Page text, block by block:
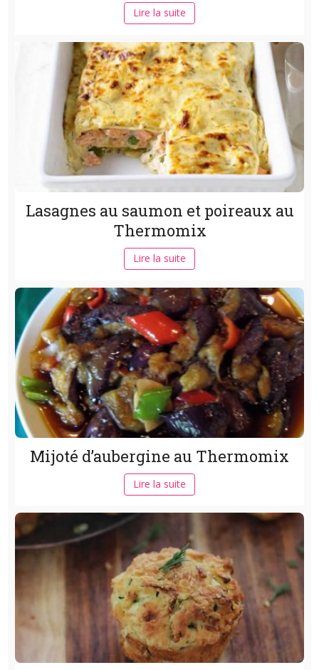
Lire la suite
Lasagnes au saumon et poireaux au
Thermomix
Lire la suite
Mijoté d’aubergine au Thermomix
Lire la suite